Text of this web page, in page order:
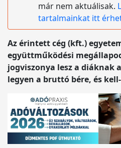
már nem aktuálisak.
tartalmainkat itt
Az érintett cég (kft.)
együttműködési
jogviszonya lesz a diáknak
legyen a bruttó bére, és